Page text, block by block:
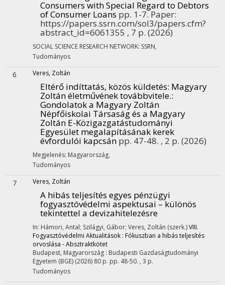
Consumers with Special Regard to Debtors
of Consumer Loans pp. 1-7. Paper:
https://papers.ssrn.com/sol3/papers.cfm?
abstract_id=6061355 , 7 p. (2026)
SOCIAL SCIENCE RESEARCH NETWORK: SSRN,
Tudományos
6 Veres, Zoltán
Eltérő indíttatás, közös küldetés: Magyary
Zoltán életművének továbbvitele.:
Gondolatok a Magyary Zoltán
Népfőiskolai Társaság és a Magyary
Zoltán E-Közigazgatástudományi
Egyesület megalapításának kerek
évfordulói kapcsán pp. 47-48. , 2 p. (2026)
Megjelenés: Magyarország,
Tudományos
7 Veres, Zoltán
A hibás teljesítés egyes pénzügyi
fogyasztóvédelmi aspektusai – különös
tekintettel a devizahitelezésre
In: Hámori, Antal; Szilágyi, Gábor; Veres, Zoltán (szerk.)VIII.
Fogyasztóvédelmi Aktualitások : Fókuszban a hibás teljesítés
orvoslása - Absztraktkötet
Budapest, Magyarország : Budapesti Gazdaságtudományi
Egyetem (BGE) (2026) 80 p. pp. 48-50. , 3 p.
Tudományos